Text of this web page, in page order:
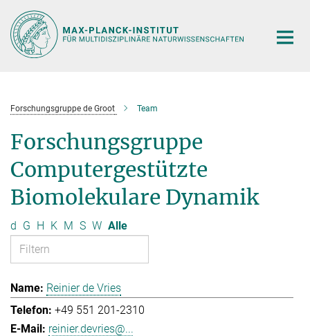
Hauptinhalt
Forschungsgruppe de Groot Team
Forschungsgruppe
Computergestützte
Biomolekulare Dynamik
d G H K M S W Alle
Reinier de Vries
+49 551 201-2310
reinier.devries@...